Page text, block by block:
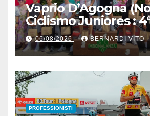
Vaprio D’Agogna
Ciclismo Juniores :
Memorial Pippo
valsusano Graziano
Marangon (Team
Senaghese)
06/08/2026 BERNARDI VITO
PROFESSIONISTI